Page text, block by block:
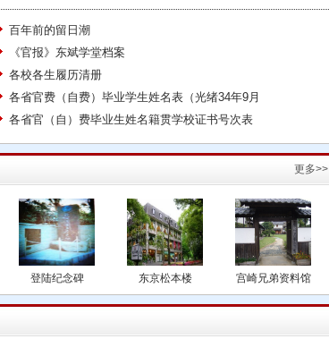
百年前的留日潮
《官报》东斌学堂档案
各校各生履历清册
各省官费（自费）毕业学生姓名表（光绪34年9月
各省官（自）费毕业生姓名籍贯学校证书号次表
更多>>
登陆纪念碑 东京松本楼 宫崎兄弟资料馆